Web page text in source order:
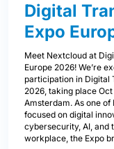
Digital
Expo
Meet Nextcloud at
Europe 2026! We’re
participation in Digital
2026, taking place
Amsterdam. As one of
focused on digital
cybersecurity, AI, and
workplace, the Expo